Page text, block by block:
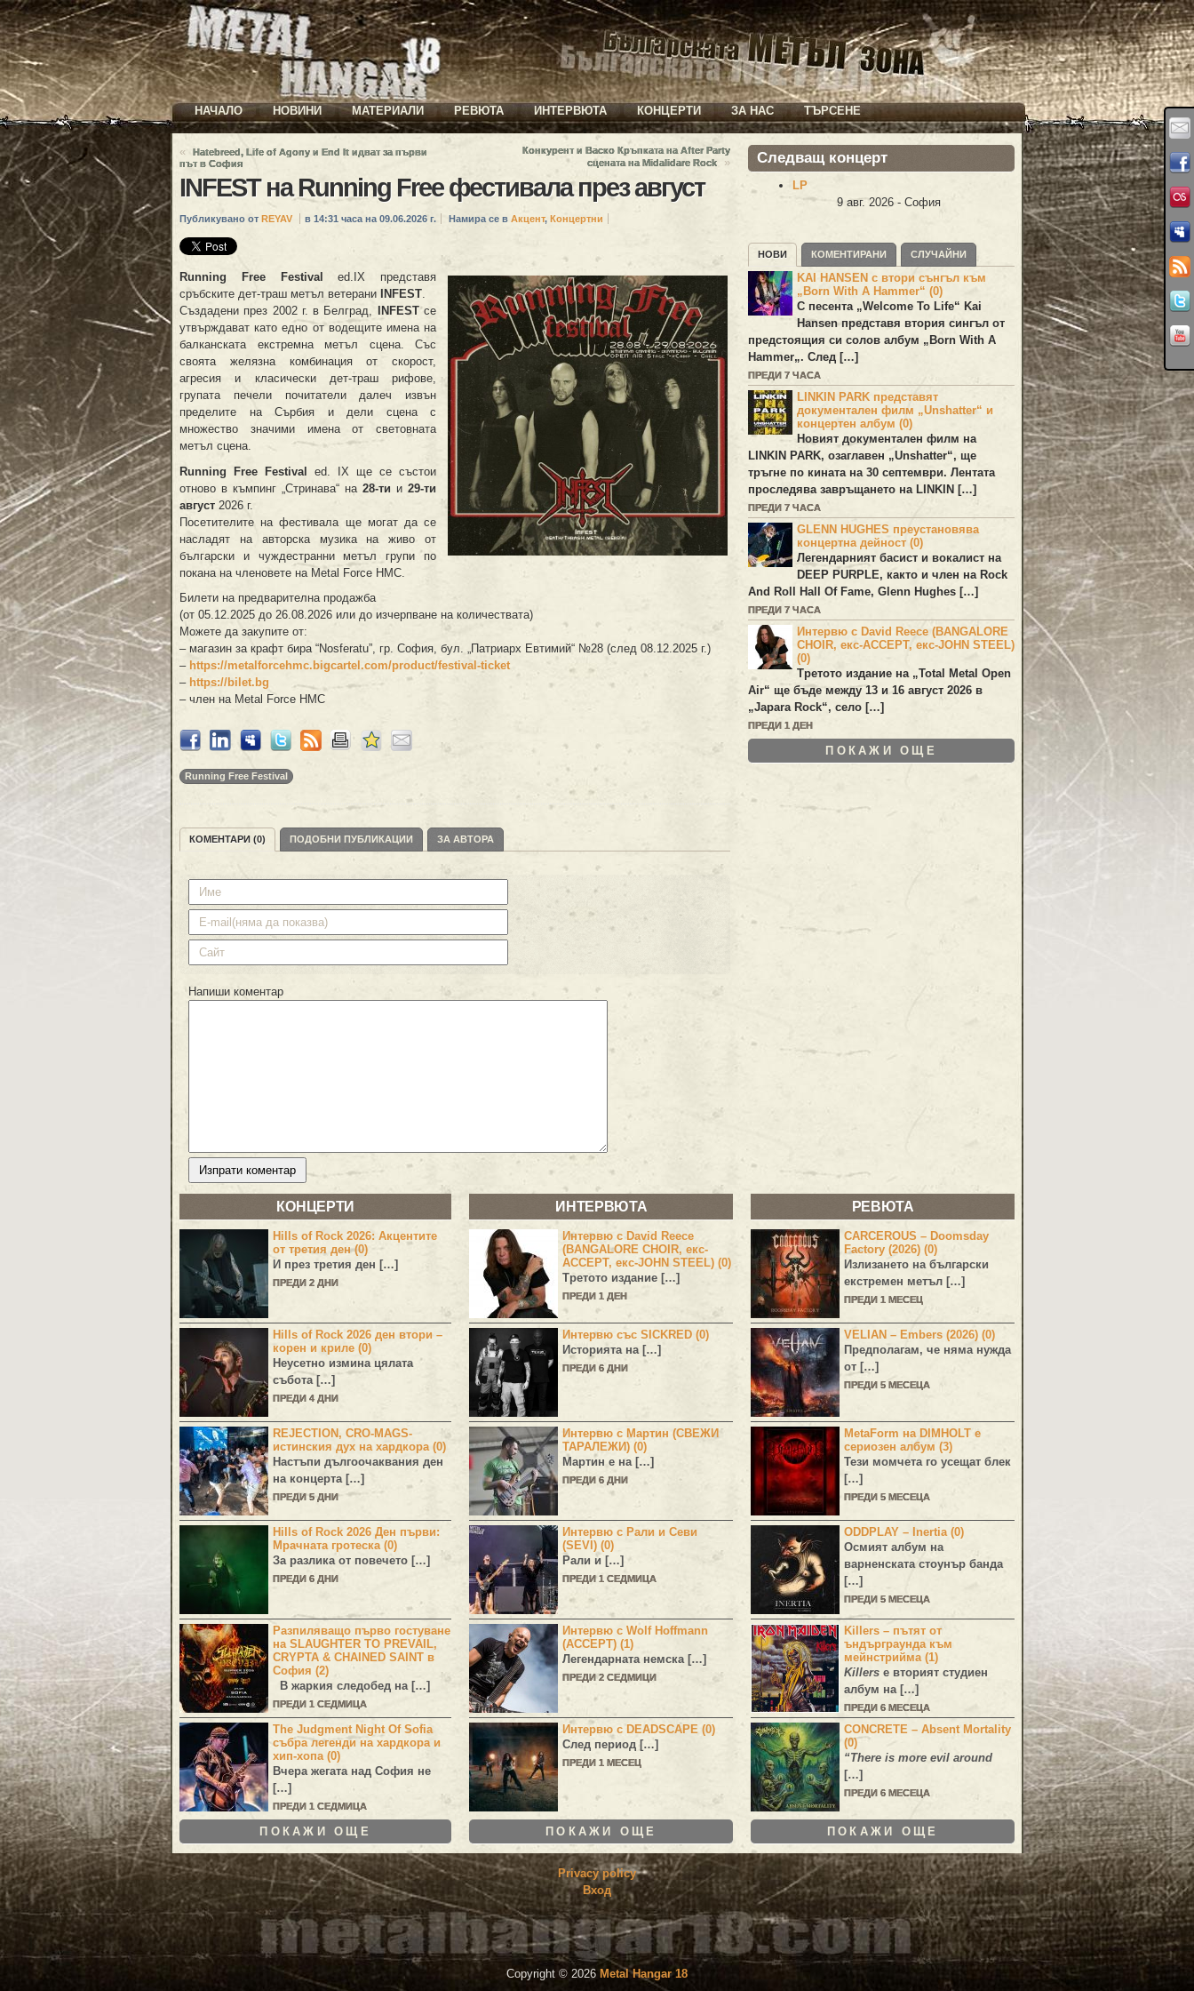
НАЧАЛО НОВИНИ МАТЕРИАЛИ РЕВЮТА ИНТЕРВЮТА КОНЦЕРТИ ЗА НАС ТЪРСЕНЕ
«
Hatebreed, Life of Agony и End It идват за първи
път в София
Конкурент и Васко Кръпката на After Party
сцената на Midalidare Rock
»
INFEST на Running Free фестивала през август
Публикувано от REYAV в 14:31 часа на 09.06.2026 г. Намира се в Акцент, Концертни
Running Free Festival
ed.IX представя
сръбските дет-траш метъл ветерани
INFEST
Създадени през 2002 г. в Белград,
INFESTсе
утвърждават като едно от водещите имена на
балканската екстремна метъл сцена. Със
своята желязна комбинация от скорост,
агресия и класически дет-траш рифове,
групата печели почитатели далеч извън
пределите на Сърбия и дели сцена с
множество значими имена от световната
метъл сцена.
Running Free Festival ed. IX ще се състои
отново в къмпинг „Стринава“ на 28-ти и 29-ти
август 2026 г.
Посетителите на фестивала ще могат да се
насладят на авторска музика на живо от
български и чуждестранни метъл групи по
покана на членовете на Metal Force HMC.
Билети на предварителна продажба
(от 05.12.2025 до 26.08.2026 или до изчерпване на количествата)
Можете да закупите от:
– магазин за крафт бира “Nosferatu”, гр. София, бул. „Патриарх Евтимий“ №28 (след 08.12.2025 г.)
– https://metalforcehmc.bigcartel.com/product/festival-ticket
– https://bilet.bg
– член на Metal Force HMC
Running Free Festival
КОМЕНТАРИ (0) ПОДОБНИ ПУБЛИКАЦИИ ЗА АВТОРА
Напиши коментар
Следващ концерт
LP
9 авг. 2026 - София
НОВИ КОМЕНТИРАНИ СЛУЧАЙНИ
KAI HANSEN с втори сънгъл към
„Born With A Hammer“ (0)
С песента „Welcome To Life“ Kai
Hansenпредставя втория сингъл от
предстоящия си солов албум „ Born With A
Hammer„. След […]
ПРЕДИ 7 ЧАСА
LINKIN PARK представят
документален филм „Unshatter“ и
концертен албум (0)
Новият документален филм на
LINKIN PARK, озаглавен „Unshatter“, ще
тръгне по кината на 30 септември. Лентата
проследява завръщането наLINKIN […]
ПРЕДИ 7 ЧАСА
GLENN HUGHES преустановява
концертна дейност (0)
Легендарният басист и вокалист на
DEEP PURPLE, както и член на Rock
And Roll Hall Of Fame, Glenn Hughes […]
ПРЕДИ 7 ЧАСА
Интервю с David Reece (BANGALORE
CHOIR, екс-ACCEPT, екс-JOHN STEEL)
(0)
Третото издание на „Total Metal Open
Air“ ще бъде между 13 и 16 август 2026 в
„Japara Rock“, село […]
ПРЕДИ 1 ДЕН
ПОКАЖИ ОЩЕ
КОНЦЕРТИ
Hills of Rock 2026: Акцентите
от третия ден (0)
И през третия ден […]
ПРЕДИ 2 ДНИ
Hills of Rock 2026 ден втори –
корен и криле (0)
Неусетно измина цялата
събота […]
ПРЕДИ 4 ДНИ
REJECTION, CRO-MAGS-
истинския дух на хардкора (0)
Настъпи дългоочаквания ден
на концерта […]
ПРЕДИ 5 ДНИ
Hills of Rock 2026 Ден първи:
Мрачната гротеска (0)
За разлика от повечето […]
ПРЕДИ 6 ДНИ
Разпиляващо първо гостуване
на SLAUGHTER TO PREVAIL,
CRYPTA & CHAINED SAINT в
София (2)
В жаркия следобед на […]
ПРЕДИ 1 СЕДМИЦА
The Judgment Night Of Sofia
събра легенди на хардкора и
хип-хопа (0)
Вчера жегата над София не
[…]
ПРЕДИ 1 СЕДМИЦА
ПОКАЖИ ОЩЕ
ИНТЕРВЮТА
Интервю с David Reece
(BANGALORE CHOIR, екс-
ACCEPT, екс-JOHN STEEL) (0)
Третото издание […]
ПРЕДИ 1 ДЕН
Интервю със SICKRED (0)
Историята на […]
ПРЕДИ 6 ДНИ
Интервю с Мартин (СВЕЖИ
ТАРАЛЕЖИ) (0)
Мартин е на […]
ПРЕДИ 6 ДНИ
Интервю с Рали и Севи
(SEVI) (0)
Рали и […]
ПРЕДИ 1 СЕДМИЦА
Интервю с Wolf Hoffmann
(ACCEPT) (1)
Легендарната немска […]
ПРЕДИ 2 СЕДМИЦИ
Интервю с DEADSCAPE (0)
След период […]
ПРЕДИ 1 МЕСЕЦ
ПОКАЖИ ОЩЕ
РЕВЮТА
CARCEROUS – Doomsday
Factory (2026) (0)
Излизането на български
екстремен метъл […]
ПРЕДИ 1 МЕСЕЦ
VELIAN – Embers (2026) (0)
Предполагам, че няма нужда
от […]
ПРЕДИ 5 МЕСЕЦА
MetaForm на DIMHOLT е
сериозен албум (3)
Тези момчета го усещат блек
[…]
ПРЕДИ 5 МЕСЕЦА
ODDPLAY – Inertia (0)
Осмият албум на
варненската стоунър банда
[…]
ПРЕДИ 5 МЕСЕЦА
Killers – пътят от
ъндърграунда към
мейнстрийма (1)
Killers е вторият студиен
албум на […]
ПРЕДИ 6 МЕСЕЦА
CONCRETE – Absent Mortality
(0)
“There is more evil around
[…]
ПРЕДИ 6 МЕСЕЦА
ПОКАЖИ ОЩЕ
Privacy policy
Вход
Copyright © 2026 Metal Hangar 18